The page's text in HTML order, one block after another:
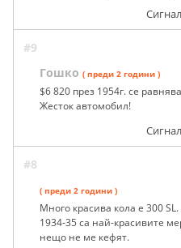
#9
Гошко ( преди 2 години )
$6 820 през 1954г. се
Жесток автомобил!
#8
( преди 2 години )
Много красива кола е 300
1934-35 са най-красивите
нещо не ме кефят.